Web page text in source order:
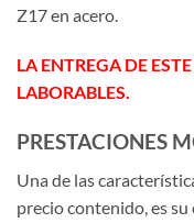
Z17 en acero.
LA ENTREGA DE
LABORABLES.
PRESTACIONES
Una de las
precio contenido, es